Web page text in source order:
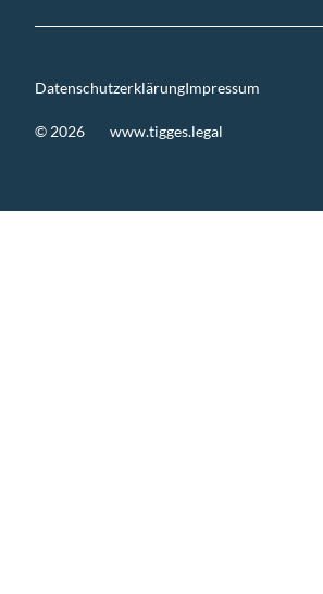
© 2026 www.tigges.legal
DatenschutzerklärungImpressum